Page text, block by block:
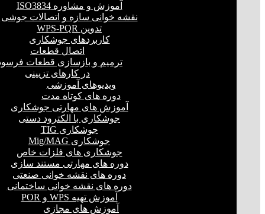
آموزش و مشاوره ISO3834
نقشه خوانی سازه و اتصالات جوشی
تدوین WPS-PQR
کاربردهای جوشکاری
اتصال قطعات
ترمیم و بازسازی قطعات
در کارهای تزیینی
ویدیوهای آموزشی
دوره های کوتاه مدت
آموزش های مهارتی جوشکاری
جوشکاری با الکترود دستی
جوشکاری TIG
جوشکاری Mig/MAG
جوشکاری های فلزات خاص
دوره های مهارتی مستند سازی
دوره های نقشه خوانی صنعتی
دوره های نقشه خوانی ساختمانی
آموزش تهیه WPS و POR
آموزش های مجازی